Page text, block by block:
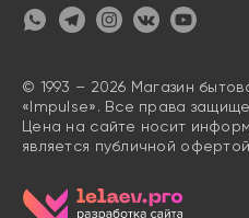
Согласие на обработку
Карта сайта
© 1993 – 2026 Магазин
«Impulse». Все права
Цена на сайте носит
является публичной офертой